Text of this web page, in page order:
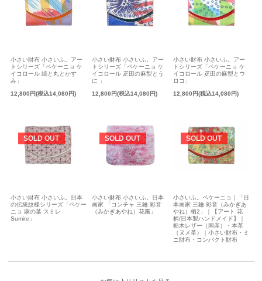
小さい財布 小さいふ。アー
トシリーズ「ペケーニョ ケ
イコロール 縞と丸とかす
み」
12,800円(税込14,080円)
小さい財布 小さいふ。アー
トシリーズ「ペケーニョ ケ
イコロール 疋田の麻型とう
に 」
12,800円(税込14,080円)
小さい財布 小さいふ。アー
トシリーズ「ペケーニョ ケ
イコロール 疋田の麻型とウ
ロコ」
12,800円(税込14,080円)
SOLD OUT
小さい財布 小さいふ。日本
の伝統紋様シリーズ「ペケー
ニョ 麻の葉 スミレ
Sumire」
SOLD OUT
小さい財布 小さいふ。日本
画家 「コンチャ 三鑰 彩音
（みかぎあやね）花霧」
SOLD OUT
小さいふ。ペケーニョ｜「日
本画家 三鑰 彩音（みかぎあ
やね）栖2」｜【アート 花
柄/日本製ハンドメイド】｜
栃木レザー（国産）・本革
（ヌメ革）｜小さい財布・ミ
ニ財布・コンパクト財布